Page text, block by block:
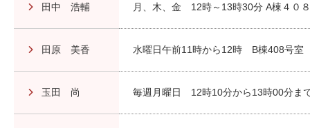
田中 浩輔 月、木、金 12時～13時30分 A棟４０
田原 美香 水曜日午前11時から12時 B棟408号室
玉田 尚 毎週月曜日 12時10分から13時00分ま